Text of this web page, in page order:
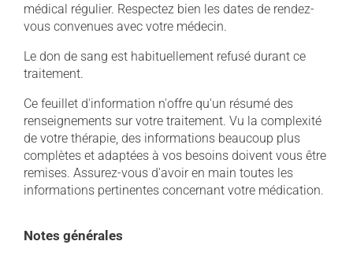
médical régulier. Respectez bien les dates de rendez-
vous convenues avec votre médecin.
Le don de sang est habituellement refusé durant ce
traitement.
Ce feuillet d'information n'offre qu'un résumé des
renseignements sur votre traitement. Vu la complexité
de votre thérapie, des informations beaucoup plus
complètes et adaptées à vos besoins doivent vous être
remises. Assurez-vous d'avoir en main toutes les
informations pertinentes concernant votre médication.
Notes générales